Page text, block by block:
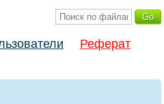
Реферат